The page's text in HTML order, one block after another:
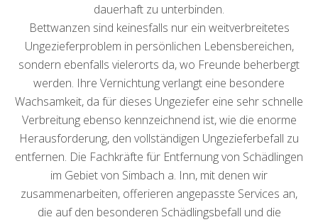
dauerhaft zu unterbinden.
Bettwanzen sind keinesfalls nur ein weitverbreitetes
Ungezieferproblem in persönlichen Lebensbereichen,
sondern ebenfalls vielerorts da, wo Freunde beherbergt
werden. Ihre Vernichtung verlangt eine besondere
Wachsamkeit, da für dieses Ungeziefer eine sehr schnelle
Verbreitung ebenso kennzeichnend ist, wie die enorme
Herausforderung, den vollständigen Ungezieferbefall zu
entfernen. Die Fachkräfte für Entfernung von Schädlingen
im Gebiet von Simbach a. Inn, mit denen wir
zusammenarbeiten, offerieren angepasste Services an,
die auf den besonderen Schädlingsbefall und die